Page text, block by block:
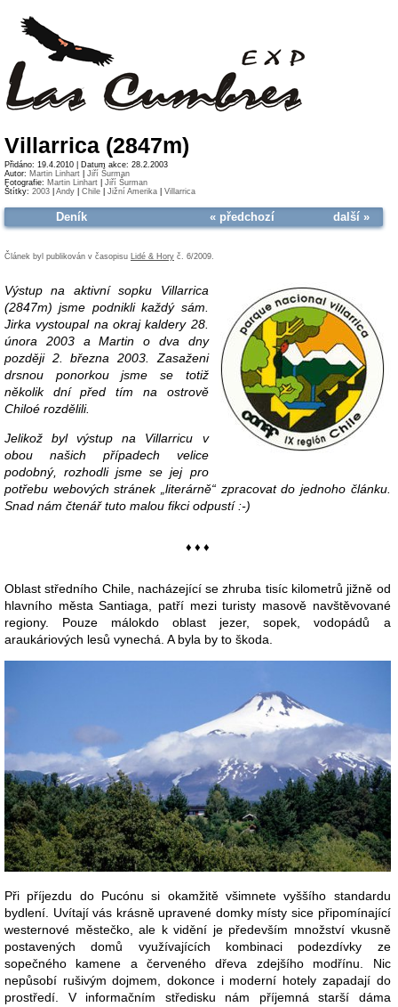
Villarrica (2847m)
Přidáno: 19.4.2010 | Datum akce: 28.2.2003
Autor: Martin Linhart
Jiří Šurman
Fotografie: Martin Linhart
Jiří Šurman
Štítky: 2003 Andy Chile Jižní Amerika Villarrica
« předchozí
Deník další »
Článek byl publikován v časopisu Lidé & Hory č. 6/2009.
Výstup na aktivní sopku Villarrica
(2847m) jsme podnikli každý sám.
Jirka vystoupal na okraj kaldery 28.
února 2003 a Martin o dva dny
později 2. března 2003. Zasaženi
drsnou ponorkou jsme se totiž
několik dní před tím na ostrově
Chiloé rozdělili.
Jelikož byl výstup na Villarricu v
obou našich případech velice
podobný, rozhodli jsme se jej pro
potřebu webových stránek „literárně“ zpracovat do jednoho článku.
Snad nám čtenář tuto malou fikci odpustí :-)
♦ ♦ ♦
Oblast středního Chile, nacházející se zhruba tisíc kilometrů jižně od
hlavního města Santiaga, patří mezi turisty masově navštěvované
regiony. Pouze málokdo oblast jezer, sopek, vodopádů a
araukáriových lesů vynechá. A byla by to škoda.
Při příjezdu do Pucónu si okamžitě všimnete vyššího standardu
bydlení. Uvítají vás krásně upravené domky místy sice připomínající
westernové městečko, ale k vidění je především množství vkusně
postavených domů využívajících kombinaci podezdívky ze
sopečného kamene a červeného dřeva zdejšího modřínu. Nic
nepůsobí rušivým dojmem, dokonce i moderní hotely zapadají do
prostředí. V informačním středisku nám příjemná starší dáma